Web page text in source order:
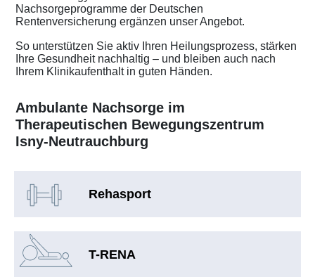
Nachsorgeprogramme der Deutschen
Rentenversicherung ergänzen unser Angebot.
So unterstützen Sie aktiv Ihren Heilungsprozess, stärken
Ihre Gesundheit nachhaltig – und bleiben auch nach
Ihrem Klinikaufenthalt in guten Händen.
Ambulante Nachsorge im
Therapeutischen Bewegungszentrum
Isny-Neutrauchburg
Rehasport
T-RENA